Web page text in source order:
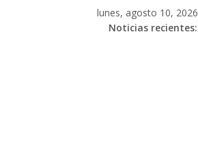
lunes, agosto 10, 2026
Noticias recientes: